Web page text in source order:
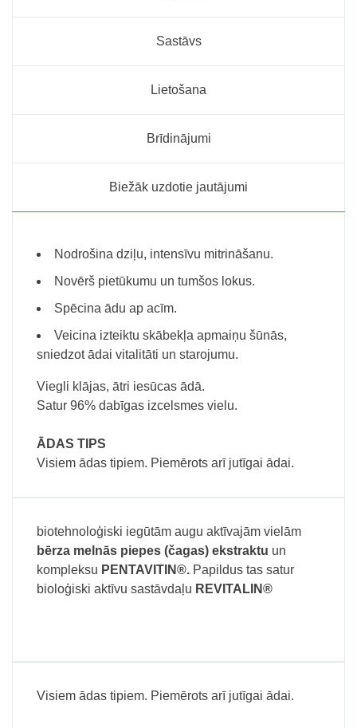
Sastāvs
Lietošana
Brīdinājumi
Biežāk uzdotie jautājumi
Nodrošina dziļu, intensīvu mitrināšanu.
Novērš pietūkumu un tumšos lokus.
Spēcina ādu ap acīm.
Veicina izteiktu skābekļa apmaiņu šūnās,
sniedzot ādai vitalitāti un starojumu.
Viegli klājas, ātri iesūcas ādā.
Satur 96% dabīgas izcelsmes vielu.
ĀDAS TIPS
Visiem ādas tipiem. Piemērots arī jutīgai ādai.
biotehnoloģiski iegūtām augu aktīvajām vielām
bērza melnās piepes (čagas) ekstraktu un
kompleksu PENTAVITIN®. Papildus tas satur
bioloģiski aktīvu sastāvdaļu REVITALIN®
Visiem ādas tipiem. Piemērots arī jutīgai ādai.